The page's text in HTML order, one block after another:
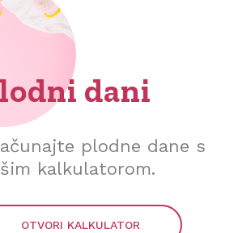
dani
plodne dane s
kalkulatorom.
OTVORI KALKULATOR